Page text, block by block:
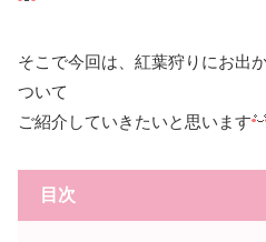
そこで今回は、紅葉狩りにお出
ついて
ご紹介していきたいと思います
目次